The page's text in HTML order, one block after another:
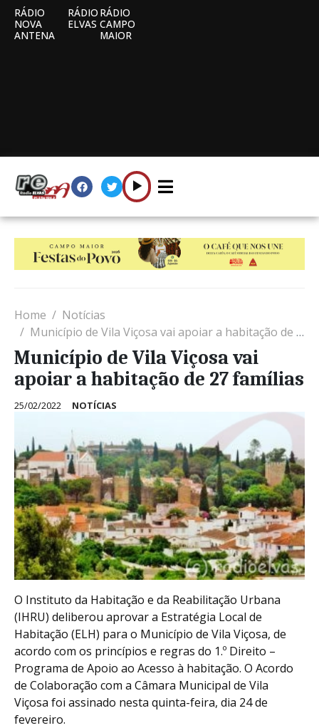
RÁDIO
NOVA
ANTENA
RÁDIO
ELVAS
RÁDIO
CAMPO
MAIOR
Home
Notícias
Município de Vila Viçosa vai apoiar a habitação de 27 famílias
Município de Vila Viçosa vai
apoiar a habitação de 27 famílias
25/02/2022 NOTÍCIAS
O Instituto da Habitação e da Reabilitação Urbana
(IHRU) deliberou aprovar a Estratégia Local de
Habitação (ELH) para o Município de Vila Viçosa, de
acordo com os princípios e regras do 1.º Direito –
Programa de Apoio ao Acesso à habitação. O Acordo
de Colaboração com a Câmara Municipal de Vila
Viçosa foi assinado nesta quinta-feira, dia 24 de
fevereiro.